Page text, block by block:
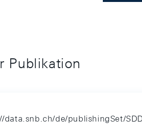
Publikation
data.snb.ch/de/publishingSet/